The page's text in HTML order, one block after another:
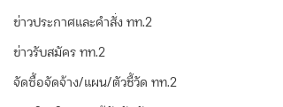
ข่าวประกาศและคำสั่ง ทท.2
ข่าวรับสมัคร ทท.2
จัดซื้อจัดจ้าง/แผน/ตัวชี้วัด ทท.2